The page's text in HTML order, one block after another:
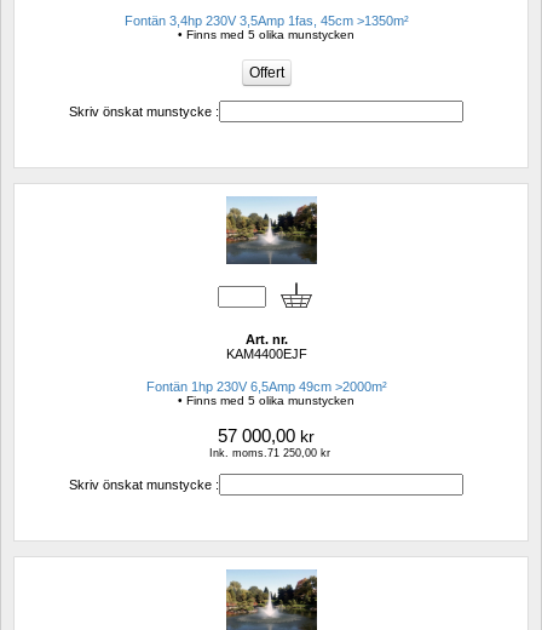
Fontän 3,4hp 230V 3,5Amp 1fas, 45cm >1350m²
• Finns med 5 olika munstycken
Skriv önskat munstycke :
Art. nr.
KAM4400EJF
Fontän 1hp 230V 6,5Amp 49cm >2000m²
• Finns med 5 olika munstycken
57 000,00 kr
Ink. moms.71 250,00 kr
Skriv önskat munstycke :